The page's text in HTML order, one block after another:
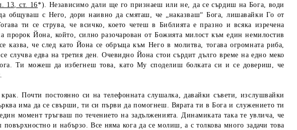
13, ст. 16*). Независимо дали ще го признаеш или не, да се сърдиш на Бога, води
общуваш с Него, дори наивно да смяташ, че „наказваш“ Бога, лишавайки Го от
ти се струва, че всичко, което четеш в Библията е празно и всяка изречена
Йона, който, силно разочарован от Божията милост към един немилостив
че след като Йона се обръща към Него в молитва, тогава огромната риба,
случва едва на третия ден. Очевидно Йона стои сърдит дълго време на едно меко
Ти можеш да избегнеш това, като Му споделиш болката си и се довериш, че
Почти постоянно си на телефонната слушалка, давайки съвети, изслушвайки
има да се свърши, ти си първи да помогнеш. Вярата ти в Бога и служението ти
момент тръгваш по течението на задълженията. Динамиката така те увлича, че
и набързо. Все няма кога да се молиш, а с толкова много задачи това